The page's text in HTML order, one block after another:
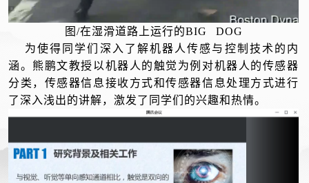
图/在湿滑道路上运行的BIG DOG
为使得同学们深入了解机器人传感与控制技术的内
涵。熊鹏文教授以机器人的触觉为例对机器人的传感器
分类，传感器信息接收方式和传感器信息处理方式进行
了深入浅出的讲解，激发了同学们的兴趣和热情。